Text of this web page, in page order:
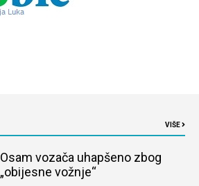
VIŠE
Osam vozača uhapšeno zbog
„obijesne vožnje“